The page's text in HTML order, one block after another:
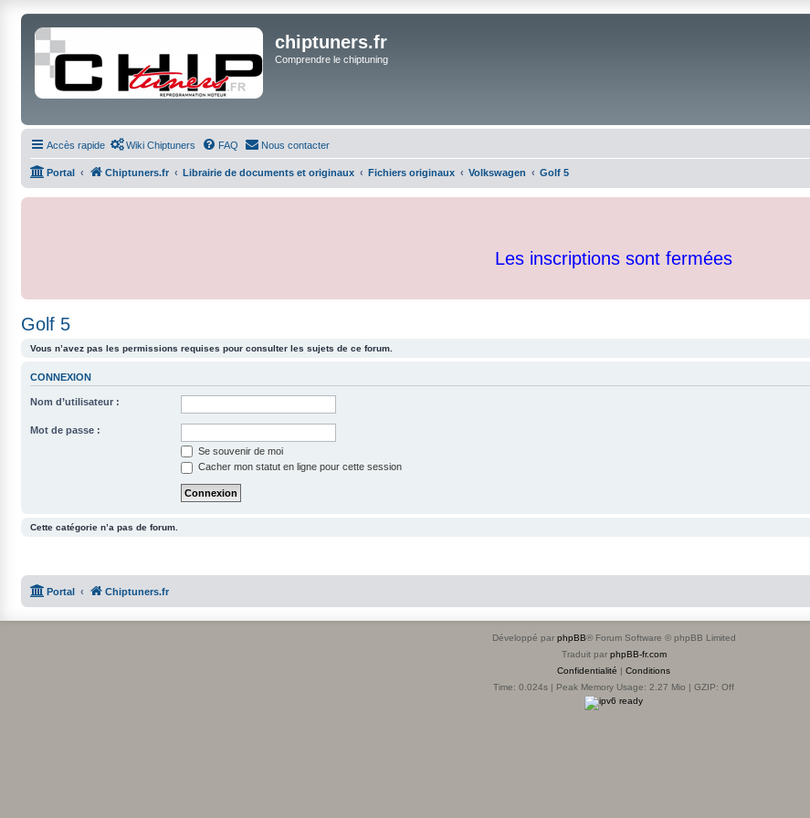
chiptuners.fr
Comprendre le chiptuning
Accès rapide Wiki Chiptuners FAQ Nous contacter
Portal Chiptuners.fr Librairie de documents et originaux Fichiers originaux Volkswagen Golf 5
Les inscriptions sont fermées
Golf 5
Vous n’avez pas les permissions requises pour consulter les sujets de ce forum.
CONNEXION
Nom d’utilisateur :
Mot de passe :
Se souvenir de moi
Cacher mon statut en ligne pour cette session
Cette catégorie n’a pas de forum.
Portal Chiptuners.fr
Développé par phpBB® Forum Software © phpBB Limited
Traduit par phpBB-fr.com
Confidentialité | Conditions
Time: 0.024s | Peak Memory Usage: 2.27 Mio | GZIP: Off